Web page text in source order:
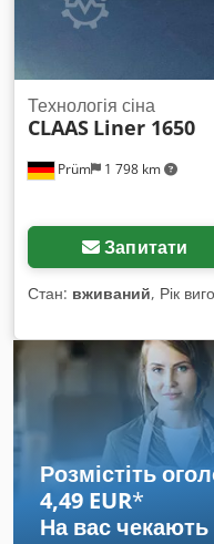
Prüm 1 798 km
Технологія сіна
CLAAS Liner 1650
Запитати
Стан: вживаний, Рік
Розмістіть
4,49 EUR*
На вас чекають